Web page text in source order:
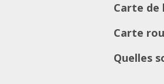
Carte de
Carte
Quelles